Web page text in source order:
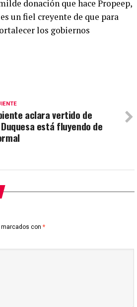
donación que hace Propeep,
un fiel creyente de que para
los gobiernos
aclara vertido de
está fluyendo de
con *